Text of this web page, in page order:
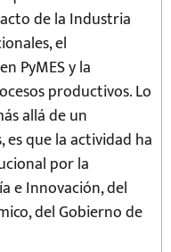
de la Industria
el
PyMES y la
productivos. Lo
allá de un
que la actividad ha
por la
e Innovación, del
del Gobierno de